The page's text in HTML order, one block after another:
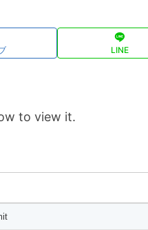
LINE
to view it.